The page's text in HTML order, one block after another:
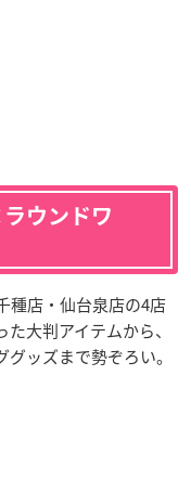
ウンドワ
種店・仙台泉店の4店
大判アイテムから、
ッズまで勢ぞろい。